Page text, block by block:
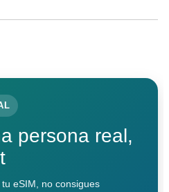
persona real,
eSIM, no consigues